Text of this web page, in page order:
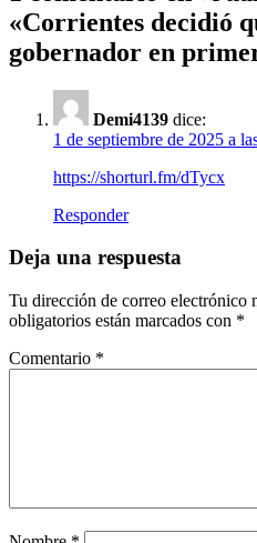
«Corrientes decidió
gobernador en
Demi4139 dice:
1 de septiembre de 2025 a
https://shorturl.fm/dTycx
Responder
Deja una respuesta
Tu dirección de correo electrónico
obligatorios están marcados con *
Comentario *